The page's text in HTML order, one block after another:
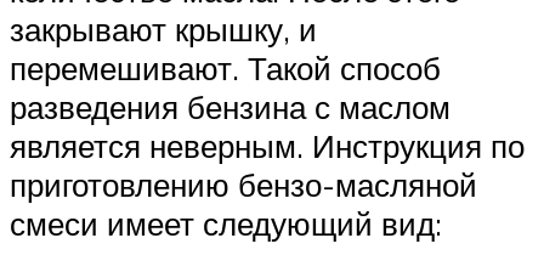
закрывают крышку, и
перемешивают. Такой способ
разведения бензина с маслом
является неверным. Инструкция по
приготовлению бензо-масляной
смеси имеет следующий вид: